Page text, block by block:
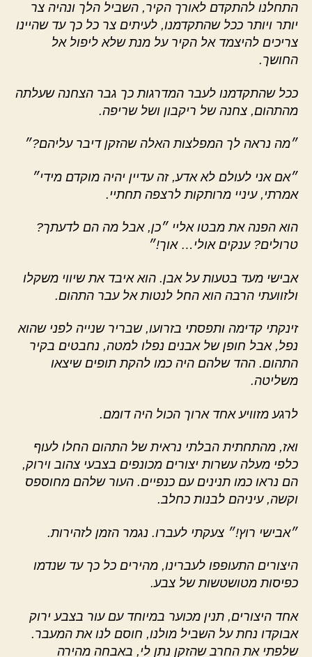
התחלנו להתקדם לאורך הקיר, השביל הלך ונהיה צר
יותר ויותר ככל שהתקדמנו, לעיתים צר כל כך עד שהיינו
צריכים להיצמד אל הקיר על מנת שלא ליפול אל
החושך.
ככל שהתקדמנו לעבר המדרגות כך גבר הצחנה שעלתה
מהתהום, צחנה של ריקבון ושל שריפה.
״מה נראה לך המפלצות האלה שהזקן דיבר עליהם?״
״אם אני לעולם לא אדע, זה עדיין יהיה מוקדם מידי״
אמרתי, עיניי מרותקות לרצפה תחתיי.
הוא הפנה את מבטו אליי ״כן, אבל מה הם לדעתך?
טרולים? ענקים אולי… אוך!״
אבישי מעד בטעות על אבן. הוא איבד את שיווי משקלו
ולזוועתי הרבה הוא החל לנטות אל עבר התהום.
זינקתי קדימה ותפסתי בזרועו, שבריר שנייה לפני שהוא
נפל, אבל חופן של אבנים נפלו למטה, נחבטים בקיר
התהום. ההד שלהם היה כמו להקת תופים שיצאו
משליטה.
לרגע מזוויע אחד ארוך הכול היה דומם.
ואז, מהתחתית הבלתי נראית של התהום החלו לעוף
כלפי מעלה עשרות יצורים מכונפים בצבעי צהוב וירוק,
הם נראו כמו תנינים עם כנפיים. העור שלהם מחוספס
וקשה, עיניהם לבנות כחלב.
״אבישי רוץ!״ צעקתי לעברו. נגמר הזמן לזהירות.
היצורים התעופפו לעברינו, מהירים כל כך עד שנדמו
כפיסות מטושטשות של צבע.
אחד היצורים, תנין מכוער במיוחד עם עור בצבע ירוק
אבוקדו נחת על השביל מולנו, חוסם לנו את המעבר.
שלפתי את החרב שהזקן נתן לי, באבחה מהירה